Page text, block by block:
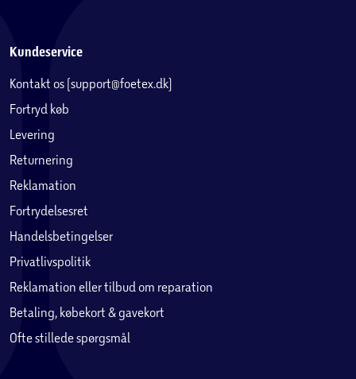
Kundeservice
Kontakt os (support@foetex.dk)
Fortryd køb
Levering
Returnering
Reklamation
Fortrydelsesret
Handelsbetingelser
Privatlivspolitik
Reklamation eller tilbud om reparation
Betaling, købekort & gavekort
Ofte stillede spørgsmål